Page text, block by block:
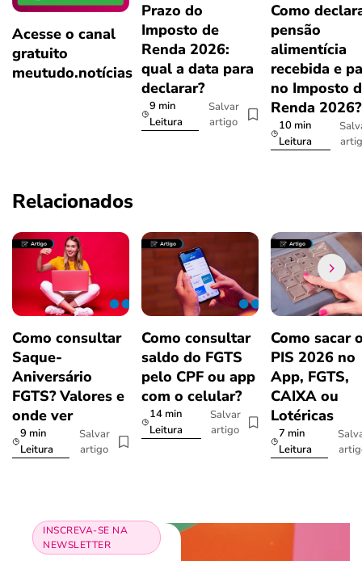
Acesse o canal
gratuito
meutudo.notícias
Prazo do
Imposto de
Renda 2026:
qual a data para
declarar?
9 min
Leitura
Salvar
artigo
Como
pensão
alimentícia
recebida e
no Imposto
Renda
10 min
Leitura
Relacionados
Como consultar
Saque-
Aniversário
FGTS? Valores e
onde ver
9 min
Leitura
Salvar
artigo
Como consultar
saldo do FGTS
pelo CPF ou app
com o celular?
14 min
Leitura
Salvar
artigo
Como sacar
PIS 2026 no
App, FGTS,
CAIXA ou
Lotéricas
7 min
Leitura
INSCREVA-SE NA
NEWSLETTER